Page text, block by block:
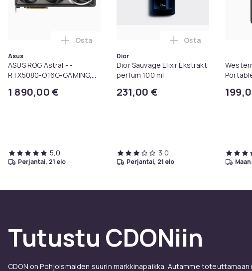
Asus
ASUS ROG Astral - -
RTX5080-O16G-GAMING,
GDDR7, 256 bittiä, 7680 x
1 890,00 €
Lisää ASUS ROG Astral - -RTX5080-O16G-
Osta
5,0
perjantai, 21 elo
Dior
Dior Sauvage Elixir Ekstrakt
perfum 100 ml
231,00 €
Lisää Dior
Osta
3,0
perjantai, 21 elo
Tutustu CDONiin
CDON on Pohjoismaiden suurin markkinapaikka. Autamme